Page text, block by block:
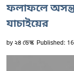
ফলাফলে
যাচাইয়ের
by২৪ ডেস্ক Published: